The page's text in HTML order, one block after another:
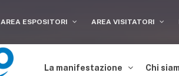
AREA ESPOSITORI AREA VISITATORI
La manifestazione Chi